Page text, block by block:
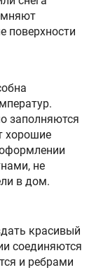
поверхности
заполняются
хорошие
не
в дом.
красивый
соединяются
и ребрами